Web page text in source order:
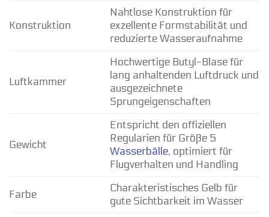
Konstruktion
Nahtlose Konstruktion für
exzellente Formstabilität und
reduzierte Wasseraufnahme
Luftkammer
Hochwertige Butyl-Blase für
lang anhaltenden Luftdruck und
ausgezeichnete
Sprungeigenschaften
Gewicht
Entspricht den offiziellen
Regularien für Größe 5
Wasserbälle, optimiert für
Flugverhalten und Handling
Farbe
Charakteristisches Gelb für
gute Sichtbarkeit im Wasser